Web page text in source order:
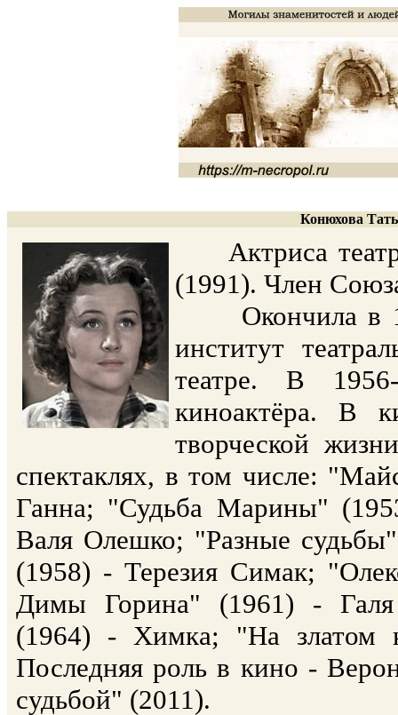
Конюхова
Актриса
(1991). Член
Окончила в
институт
театре. В
киноактёра. В
творческой
спектаклях, в том числе:
Ганна; "Судьба Марины"
Валя Олешко; "Разные
(1958) - Терезия Симак;
Димы Горина" (1961) - Галя
(1964) - Химка; "На златом
Последняя роль в кино -
судьбой" (2011).